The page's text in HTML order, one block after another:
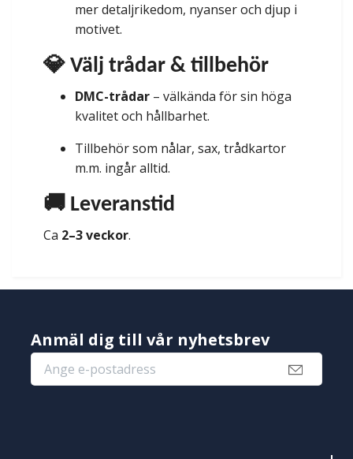
mer detaljrikedom, nyanser och djup i
motivet.
💎 Välj trådar & tillbehör
DMC-trådar – välkända för sin höga
kvalitet och hållbarhet.
Tillbehör som nålar, sax, trådkartor
m.m. ingår alltid.
🚚 Leveranstid
Ca 2–3 veckor.
Anmäl dig till vår nyhetsbrev